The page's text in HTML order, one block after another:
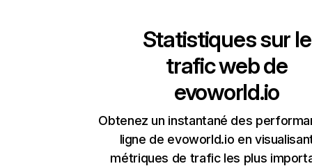
Statistiques sur le
trafic web de
evoworld.io
Obtenez un instantané des
ligne de evoworld.io en
métriques de trafic les plus